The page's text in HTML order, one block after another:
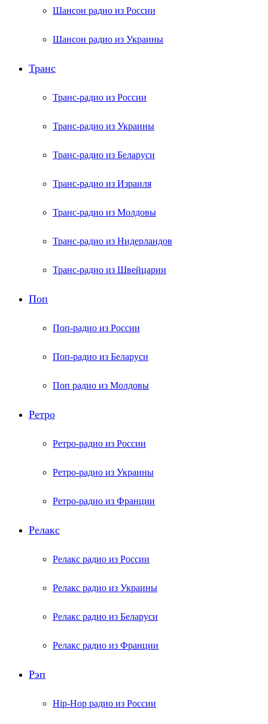
Шансон радио из России
Шансон радио из Украины
Транс
Транс-радио из России
Транс-радио из Украины
Транс-радио из Беларуси
Транс-радио из Израиля
Транс-радио из Молдовы
Транс-радио из Нидерландов
Транс-радио из Швейцарии
Поп
Поп-радио из России
Поп-радио из Беларуси
Поп радио из Молдовы
Ретро
Ретро-радио из России
Ретро-радио из Украины
Ретро-радио из Франции
Релакс
Релакс радио из России
Релакс радио из Украины
Релакс радио из Беларуси
Релакс радио из Франции
Рэп
Hip-Hop радио из России